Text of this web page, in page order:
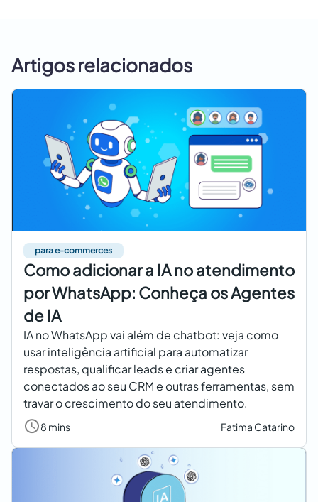
Artigos relacionados
para e-commerces
Como adicionar a IA no atendimento
por WhatsApp: Conheça os Agentes
de IA
IA no WhatsApp vai além de chatbot: veja como
usar inteligência artificial para automatizar
respostas, qualificar leads e criar agentes
conectados ao seu CRM e outras ferramentas, sem
travar o crescimento do seu atendimento.
8 mins Fatima Catarino